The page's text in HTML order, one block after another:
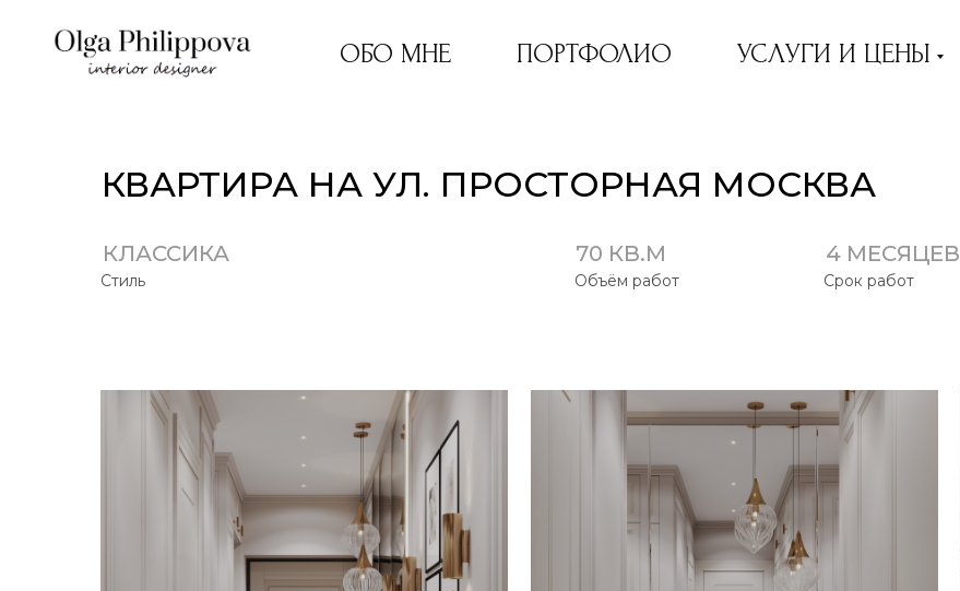
ОБО МНЕ ПОРТФОЛИО УСЛУГИ И ЦЕНЫ
КВАРТИРА НА УЛ. ПРОСТОРНАЯ МОСКВА
КЛАССИКА 70 КВ.М
Стиль Объём работ
4 МЕСЯЦЕВ
Срок работ